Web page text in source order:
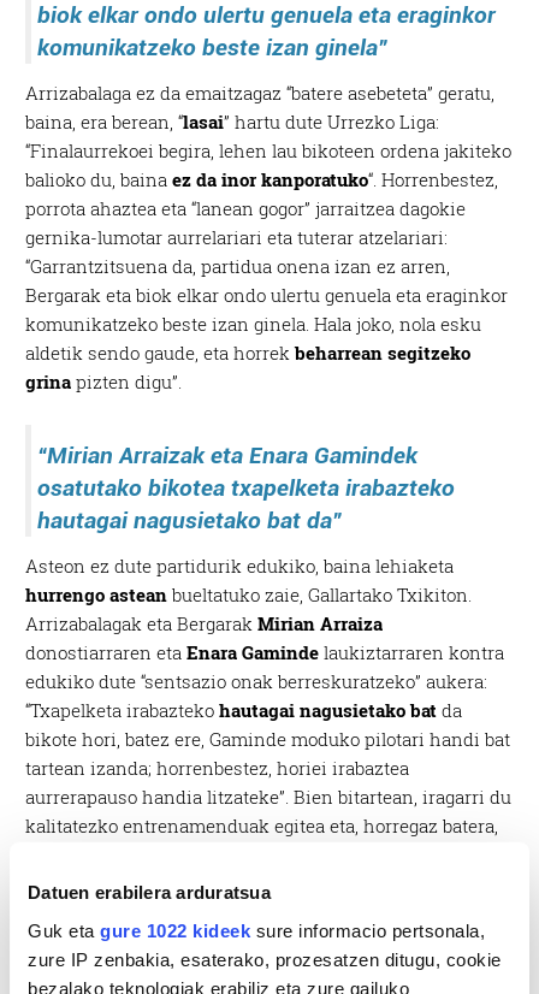
Datuen erabilera arduratsua
Guk eta gure 1022 kideek sure informacio pertsonala,
zure IP zenbakia, esaterako, prozesatzen ditugu, cookie
bezalako teknologiak erabiliz eta zure gailuko
biok elkar ondo ulertu genuela eta eraginkor
komunikatzeko beste izan ginela”
Arrizabalaga ez da emaitzagaz “batere asebeteta” geratu,
baina, era berean, “lasai” hartu dute Urrezko Liga:
“Finalaurrekoei begira, lehen lau bikoteen ordena jakiteko
balioko du, bainaez da inor kanporatuko“. Horrenbestez,
porrota ahaztea eta “lanean gogor” jarraitzea dagokie
gernika-lumotar aurrelariari eta tuterar atzelariari:
“Garrantzitsuena da, partidua onena izan ez arren,
Bergarak eta biok elkar ondo ulertu genuela eta eraginkor
komunikatzeko beste izan ginela. Hala joko, nola esku
aldetik sendo gaude, eta horrekbeharrean segitzeko
grina pizten digu”.
“Mirian Arraizak eta Enara Gamindek
osatutako bikotea txapelketa irabazteko
hautagai nagusietako bat da”
Asteon ez dute partidurik edukiko, baina lehiaketa
hurrengo astean bueltatuko zaie, Gallartako Txikiton.
Arrizabalagak eta BergarakMirian Arraiza
donostiarraren etaEnara Gaminde laukiztarraren kontra
edukiko dute “sentsazio onak berreskuratzeko” aukera:
“Txapelketa irabaztekohautagai nagusietako bat da
bikote hori, batez ere, Gaminde moduko pilotari handi bat
tartean izanda; horrenbestez, horiei irabaztea
aurrerapauso handia litzateke”. Bien bitartean, iragarri du
kalitatezko entrenamenduak egitea eta, horregaz batera,